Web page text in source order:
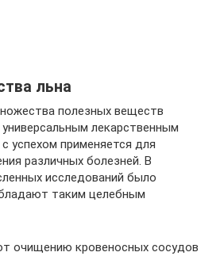
льна
полезных веществ
лекарственным
успехом применяется для
различных болезней. В
исследований было
таким целебным
очищению кровеносных сосудов